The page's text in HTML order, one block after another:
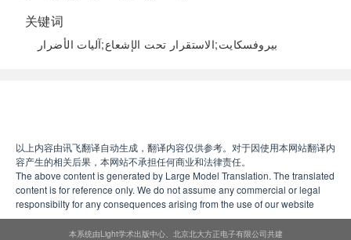
关键词
بيروفسكايت;الاستقرار تحت الإشعاع;آليات الأضرار
以上内容由讯飞翻译自动生成，翻译内容仅供参考。对于因使用本网站翻译内
容产生的相关后果，本网站不承担任何商业和法律责任。
The above content is generated by Large Model Translation. The translated
content is for reference only. We do not assume any commercial or legal
responsibilty for any consequences arising from the use of our website
本系统由Light学术出版中心、北京北大方正电子有限公司共建